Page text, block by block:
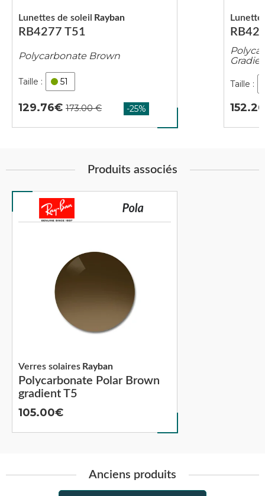
RB4277 T51
Lunettes de soleil Rayban
Polycarbonate Brown
51
129.76 152.26
Produits associés
Polycarbonate Polar Brown
gradient T5
Verres solaires Rayban
105.00
Anciens produits